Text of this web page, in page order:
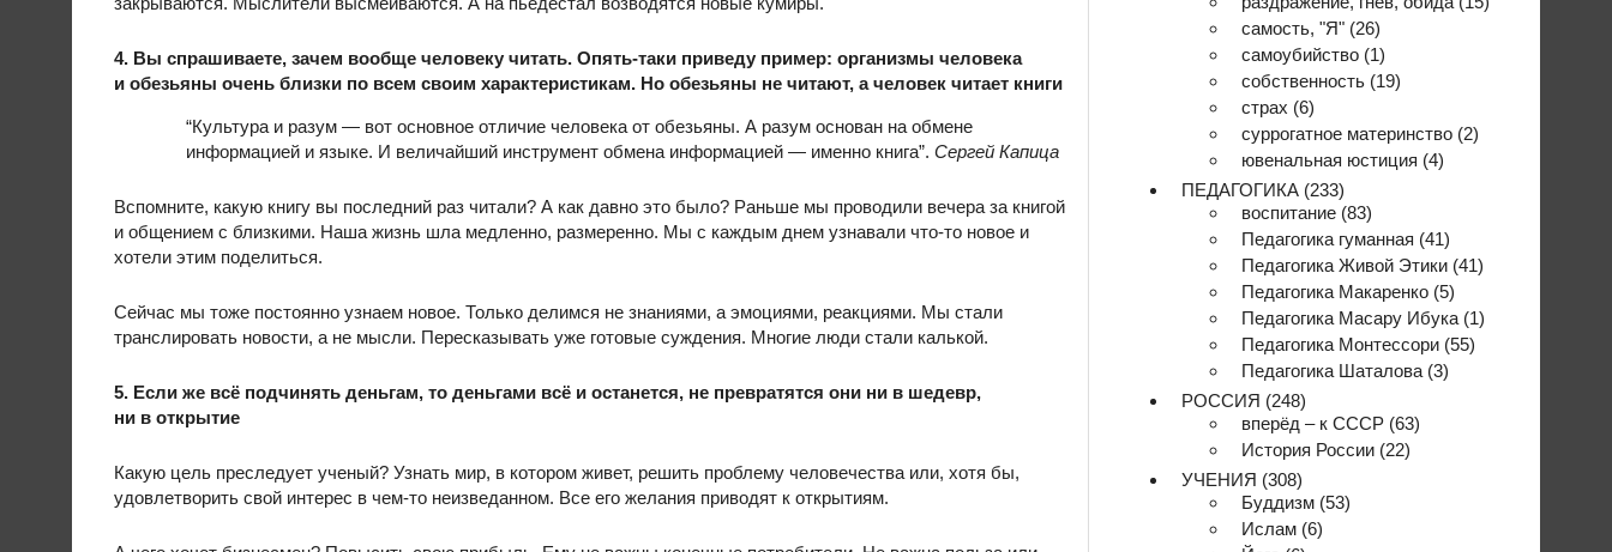
4. Вы спрашиваете, зачем вообще человеку читать. Опять-таки приведу пример: организмы человека
и обезьяны очень близки по всем своим характеристикам. Но обезьяны не читают, а человек читает книги
“Культура и разум — вот основное отличие человека от обезьяны. А разум основан на обмене
информацией и языке. И величайший инструмент обмена информацией — именно книга”. Сергей Капица
Вспомните, какую книгу вы последний раз читали? А как давно это было? Раньше мы проводили вечера за книгой
и общением с близкими. Наша жизнь шла медленно, размеренно. Мы с каждым днем узнавали что-то новое и
хотели этим поделиться.
Сейчас мы тоже постоянно узнаем новое. Только делимся не знаниями, а эмоциями, реакциями. Мы стали
транслировать новости, а не мысли. Пересказывать уже готовые суждения. Многие люди стали калькой.
5. Если же всё подчинять деньгам, то деньгами всё и останется, не превратятся они ни в шедевр,
ни в открытие
Какую цель преследует ученый? Узнать мир, в котором живет, решить проблему человечества или, хотя бы,
удовлетворить свой интерес в чем-то неизведанном. Все его желания приводят к открытиям.
самость, "Я" (26)
самоубийство (1)
собственность (19)
страх (6)
суррогатное материнство (2)
ювенальная юстиция (4)
ПЕДАГОГИКА (233)
воспитание (83)
Педагогика гуманная (41)
Педагогика Живой Этики (41)
Педагогика Макаренко (5)
Педагогика Масару Ибука (1)
Педагогика Монтессори (55)
Педагогика Шаталова (3)
РОССИЯ (248)
вперёд – к СССР (63)
История России (22)
УЧЕНИЯ (308)
Буддизм (53)
Ислам (6)